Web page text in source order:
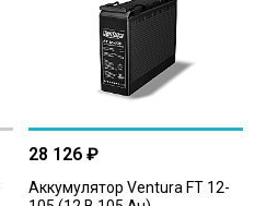
28 126 ₽
Аккумулятор Ventura FT 12-